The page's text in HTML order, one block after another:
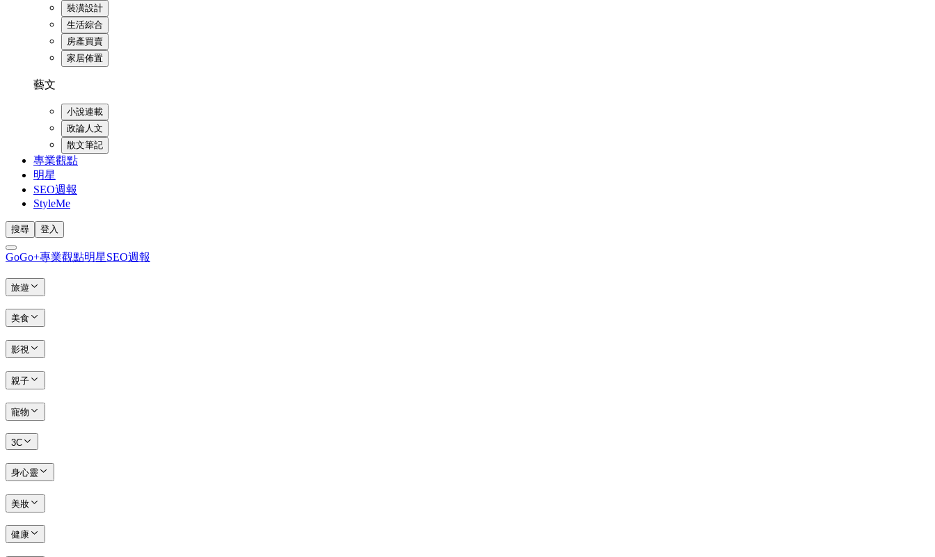
裝潢設計
生活綜合
房產買賣
家居佈置
藝文
小說連載
政論人文
散文筆記
專業觀點
明星
SEO週報
StyleMe
搜尋 登入
GoGo+專業觀點明星SEO週報
旅遊
美食
影視
親子
寵物
3C
身心靈
美妝
健康